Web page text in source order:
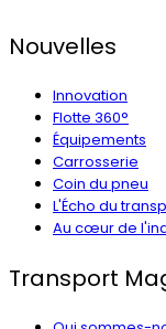
Nouvelles
Innovation
Flotte 360°
Équipements
Carrosserie
Coin du pneu
L'Écho du
Au cœur de
Transport